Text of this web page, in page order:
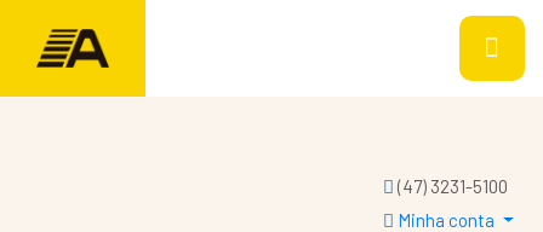
(47) 3231-5100
Minha conta